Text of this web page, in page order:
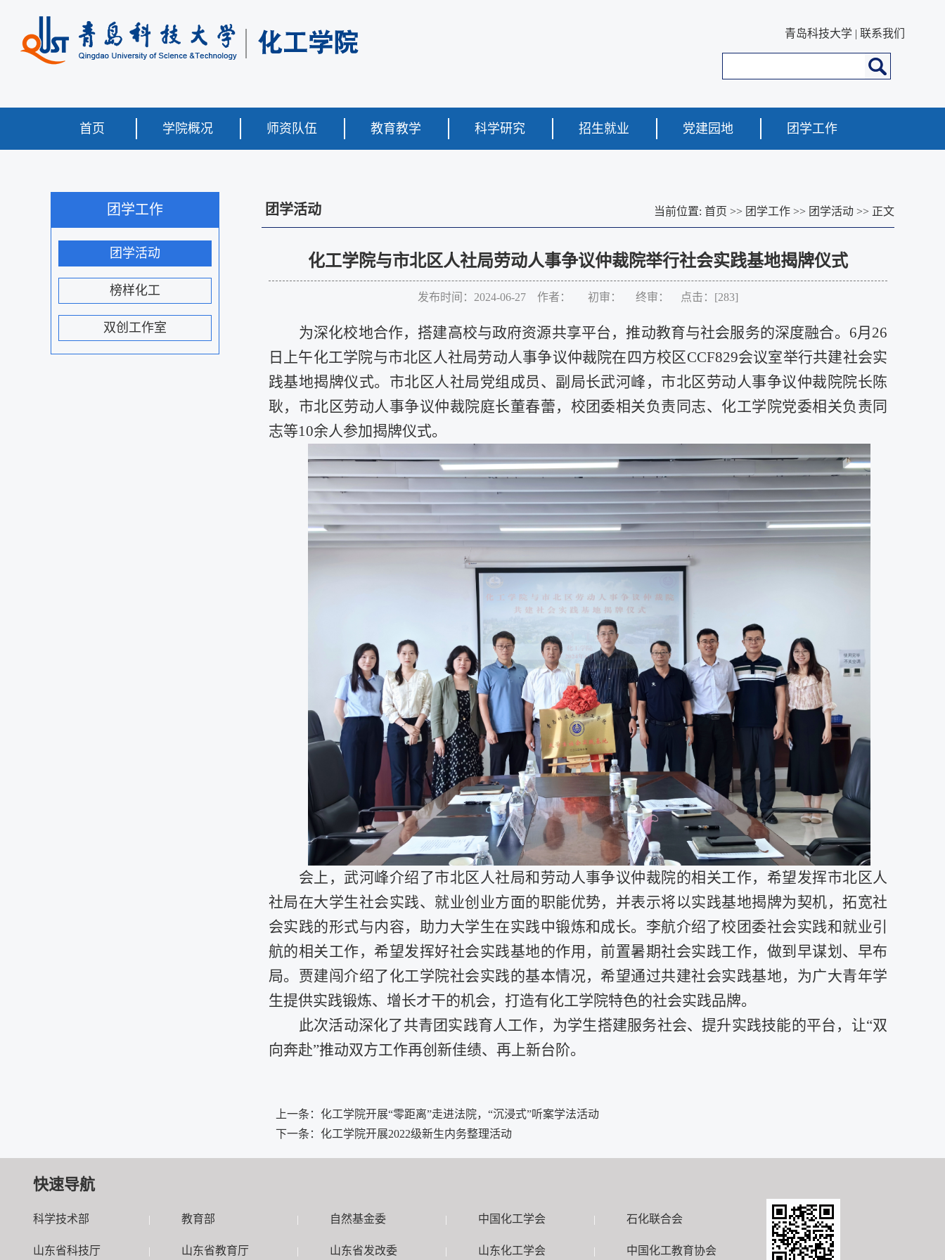
青岛科技大学 | 联系我们
首页 学院概况 师资队伍 教育教学 科学研究 招生就业 党建园地 团学工作
团学工作
团学活动
榜样化工
双创工作室
团学活动 当前位置: 首页 >> 团学工作 >> 团学活动 >> 正文
化工学院与市北区人社局劳动人事争议仲裁院举行社会实践基地揭牌仪式
发布时间：2024-06-27 作者： 初审： 终审： 点击：[283]
为深化校地合作，搭建高校与政府资源共享平台，推动教育与社会服务的深度融合。 6月 26
日上午化工学院与市北区人社局劳动人事争议仲裁院在四方校区CCF829会议室举行共建社会实
践基地揭牌仪式。市北区人社局党组成员、副局长武河峰，市北区劳动人事争议仲裁院院长陈
耿，市北区劳动人事争议仲裁院庭长董春蕾，校团委相关负责同志、化工学院党委相关负责同
志等10余人参加揭牌仪式。
会上，武河峰介绍了市北区人社局和劳动人事争议仲裁院的相关工作，希望发挥市北区人
社局在大学生社会实践、就业创业方面的职能优势，并表示将以实践基地揭牌为契机，拓宽社
会实践的形式与内容，助力大学生在实践中锻炼和成长。李航介绍了校团委社会实践和就业引
航的相关工作，希望发挥好社会实践基地的作用，前置暑期社会实践工作，做到早谋划、早布
局。贾建闯介绍了化工学院社会实践的基本情况，希望通过共建社会实践基地，为广大青年学
生提供实践锻炼、增长才干的机会，打造有化工学院特色的社会实践品牌。
此次活动深化了共青团实践育人工作，为学生搭建服务社会、提升实践技能的平台，让“双
向奔赴”推动双方工作再创新佳绩、再上新台阶。
上一条： 化工学院开展“零距离”走进法院，“沉浸式”听案学法活动
下一条： 化工学院开展2022级新生内务整理活动
快速导航
科学技术部 | 教育部 | 自然基金委 | 中国化工学会 | 石化联合会
山东省科技厅 | 山东省教育厅 | 山东省发改委 | 山东化工学会 | 中国化工教育协会